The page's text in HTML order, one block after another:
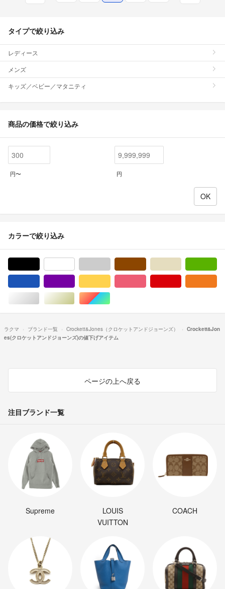
タイプで絞り込み
レディース
メンズ
キッズ／ベビー／マタニティ
商品の価格で絞り込み
円〜 円
カラーで絞り込み
シルバー/銀色系ゴールド/金色系マルチカラー
ラクマ ブランド一覧 Crockett&Jones（クロケットアンドジョーンズ）
Crockett&Jon
es(クロケットアンドジョーンズ)の値下げアイテム
ページの上へ戻る
注目ブランド一覧
Supreme
LOUIS
VUITTON
COACH